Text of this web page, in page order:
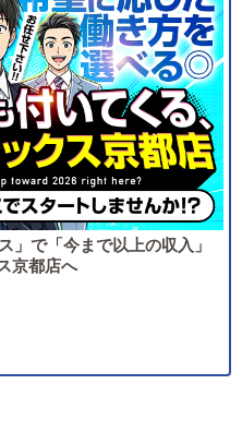
」で「今まで以上の収入」
京都店へ